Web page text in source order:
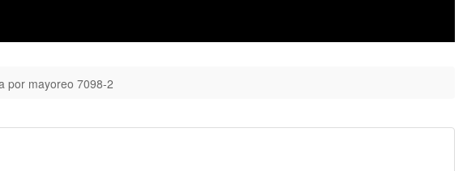
por mayoreo 7098-2